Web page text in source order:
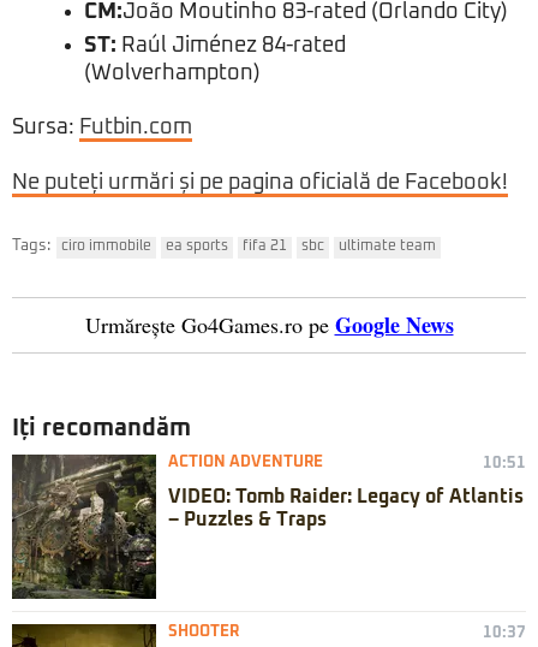
CM:João Moutinho 83-rated (Orlando City)
ST: Raúl Jiménez 84-rated
(Wolverhampton)
Sursa: Futbin.com
Ne puteți urmări și pe pagina oficială de Facebook!
Tags: ciro immobile ea sports fifa 21 sbc ultimate team
Urmărește Go4Games.ro pe Google News
Iți recomandăm
ACTION ADVENTURE 10:51
VIDEO: Tomb Raider: Legacy of Atlantis
– Puzzles & Traps
SHOOTER 10:37